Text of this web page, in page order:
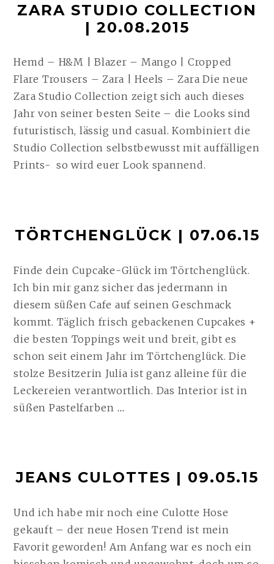
ZARA STUDIO COLLECTION
| 20.08.2015
Hemd – H&M | Blazer – Mango | Cropped
Flare Trousers – Zara | Heels – Zara Die neue
Zara Studio Collection zeigt sich auch dieses
Jahr von seiner besten Seite – die Looks sind
futuristisch, lässig und casual. Kombiniert die
Studio Collection selbstbewusst mit auffälligen
Prints- so wird euer Look spannend.
TÖRTCHENGLÜCK | 07.06.15
Finde dein Cupcake-Glück im Törtchenglück.
Ich bin mir ganz sicher das jedermann in
diesem süßen Cafe auf seinen Geschmack
kommt. Täglich frisch gebackenen Cupcakes +
die besten Toppings weit und breit, gibt es
schon seit einem Jahr im Törtchenglück. Die
stolze Besitzerin Julia ist ganz alleine für die
Leckereien verantwortlich. Das Interior ist in
süßen Pastelfarben …
JEANS CULOTTES | 09.05.15
Und ich habe mir noch eine Culotte Hose
gekauft – der neue Hosen Trend ist mein
Favorit geworden! Am Anfang war es noch ein